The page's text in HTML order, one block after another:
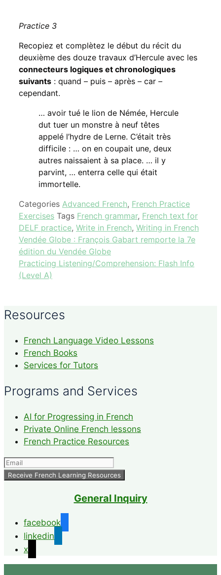
Practice 3
Recopiez et complètez le début du récit du
deuxième des douze travaux d’Hercule avec les
connecteurs logiques et chronologiques
suivants : quand – puis – après – car –
cependant.
… avoir tué le lion de Némée, Hercule
dut tuer un monstre à neuf têtes
appelé l’hydre de Lerne. C’était très
difficile : … on en coupait une, deux
autres naissaient à sa place. … il y
parvint, … enterra celle qui était
immortelle.
Categories Advanced French, French Practice
Exercises Tags French grammar, French text for
DELF practice, Write in French, Writing in French
Vendée Globe : François Gabart remporte la 7e
édition du Vendée Globe
Practicing Listening/Comprehension: Flash Info
(Level A)
Resources
French Language Video Lessons
French Books
Services for Tutors
Programs and Services
AI for Progressing in French
Private Online French lessons
French Practice Resources
General Inquiry
facebook
linkedin
x